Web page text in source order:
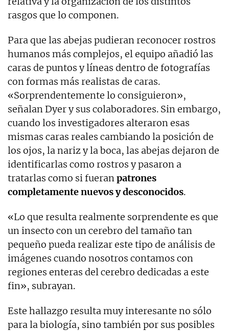
rasgos que lo componen.
Para que las abejas pudieran reconocer rostros
humanos más complejos, el equipo añadió las
caras de puntos y líneas dentro de fotografías
con formas más realistas de caras.
«Sorprendentemente lo consiguieron»,
señalan Dyer y sus colaboradores. Sin embargo,
cuando los investigadores alteraron esas
mismas caras reales cambiando la posición de
los ojos, la nariz y la boca, las abejas dejaron de
identificarlas como rostros y pasaron a
tratarlas como si fueranpatrones
completamente nuevos y desconocidos.
«Lo que resulta realmente sorprendente es que
un insecto con un cerebro del tamaño tan
pequeño pueda realizar este tipo de análisis de
imágenes cuando nosotros contamos con
regiones enteras del cerebro dedicadas a este
fin», subrayan.
Este hallazgo resulta muy interesante no sólo
para la biología, sino también por sus posibles